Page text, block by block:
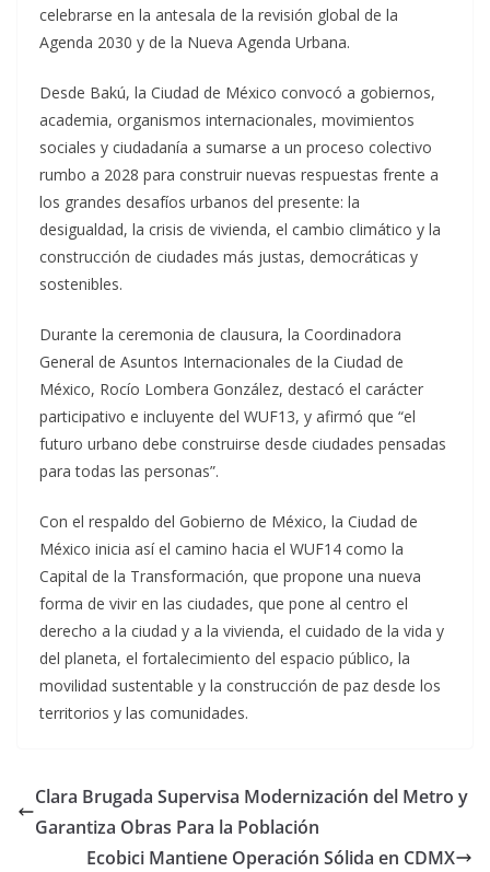
celebrarse en la antesala de la revisión global de la
Agenda 2030 y de la Nueva Agenda Urbana.
Desde Bakú, la Ciudad de México convocó a gobiernos,
academia, organismos internacionales, movimientos
sociales y ciudadanía a sumarse a un proceso colectivo
rumbo a 2028 para construir nuevas respuestas frente a
los grandes desafíos urbanos del presente: la
desigualdad, la crisis de vivienda, el cambio climático y la
construcción de ciudades más justas, democráticas y
sostenibles.
Durante la ceremonia de clausura, la Coordinadora
General de Asuntos Internacionales de la Ciudad de
México, Rocío Lombera González, destacó el carácter
participativo e incluyente del WUF13, y afirmó que “el
futuro urbano debe construirse desde ciudades pensadas
para todas las personas”.
Con el respaldo del Gobierno de México, la Ciudad de
México inicia así el camino hacia el WUF14 como la
Capital de la Transformación, que propone una nueva
forma de vivir en las ciudades, que pone al centro el
derecho a la ciudad y a la vivienda, el cuidado de la vida y
del planeta, el fortalecimiento del espacio público, la
movilidad sustentable y la construcción de paz desde los
territorios y las comunidades.
Clara Brugada Supervisa Modernización del Metro y
Garantiza Obras Para la Población
Ecobici Mantiene Operación Sólida en CDMX